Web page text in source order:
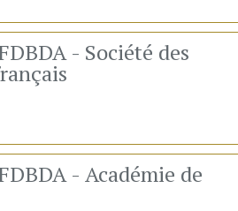
- Société des
- Académie de